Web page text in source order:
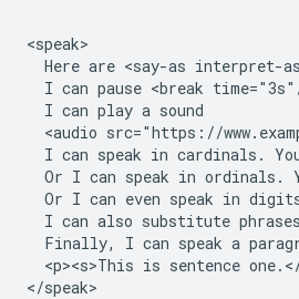
Here are <say-as interpret-
I can pause <break
I can play a
<audio src="https://
I can speak in cardinals.
Or I can speak in ordinals.
Or I can even speak in
I can also substitute
Finally,
I can speak a
<p><s>This is sentence
</speak>